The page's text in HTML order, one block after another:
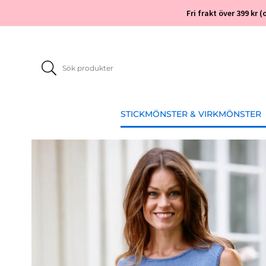
Fri frakt över 399 kr
STICKMÖNSTER & VIRKMÖNSTER